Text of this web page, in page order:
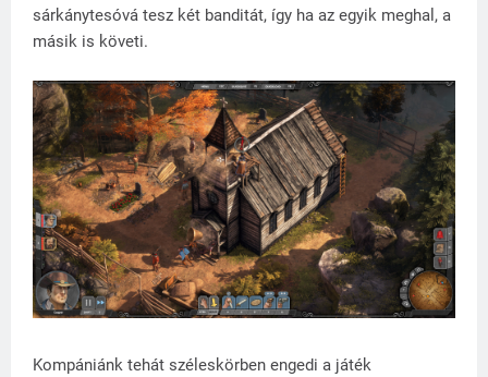
sárkánytesóvá tesz két banditát, így ha az egyik meghal, a
másik is követi.
Kompániánk tehát széleskörben engedi a játék